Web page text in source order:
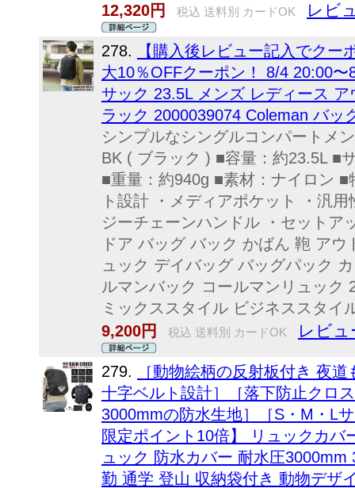
12,320円
税込 送料別 カードOK レビ
278.
【購入後レビュー記入でク
大10％OFFクーポン！ 8/4 20:00
サック 23.5L メンズ レディース
ラック 2000039074 Coleman バッ
シンプルなシングルコンパートメ
BK ( ブラック ) ■容量：約23.5L ■
■重量：約940g ■素材：ナイロン
ト設計 ・メディアポケット ・汎
ジーチェーンハンドル ・セットア
ドア バッグ バック かばん 鞄 ア
ュック デイバッグ バッグパック
ルマンバック コールマンリュック
ミックススタイル ビジネススタイ
9,200円
税込 送料別 カードOK レビュ
279.
［動物絵柄の反射板付き 夜
十字ベルト設計］［落下防止クロ
3000mmの防水生地］［S・M・L
限定ポイント10倍】 リュックカ
ュック 防水カバー 耐水圧
勤 通学 登山 収納袋付き 動物デザ